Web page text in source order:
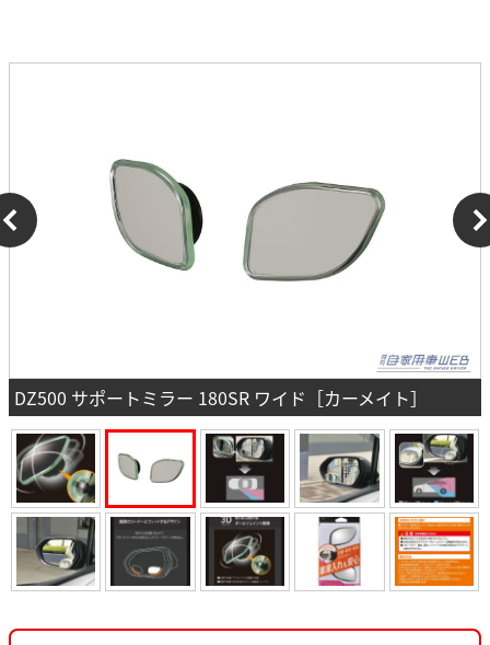
DZ500 サポートミラー 180SR ワイド［カーメイト］